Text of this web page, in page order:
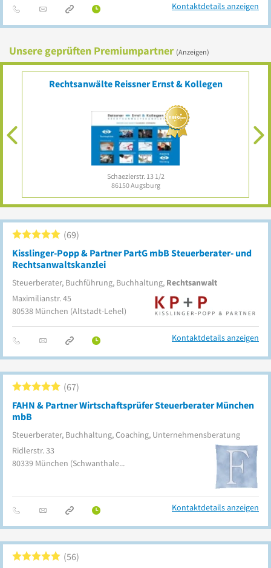
Kontaktdetails anzeigen
Unsere geprüften Premiumpartner (Anzeigen)
Rechtsanwälte Reissner Ernst & Kollegen
Schaezlerstr. 13 1/2
86150Augsburg
Kisslinger-Popp & Partner PartG mbB Steuerberater- und
Rechtsanwaltskanzlei
Steuerberater, Buchführung, Buchhaltung, Rechtsanwalt
69
Maximilianstr. 45
80538 München (Altstadt-Lehel)
Kontaktdetails anzeigen
FAHN & Partner Wirtschaftsprüfer Steuerberater München
mbB
Steuerberater, Buchhaltung, Coaching, Unternehmensberatung
67
Ridlerstr. 33
80339 München (Schwanthalerhöhe-Laim)
Kontaktdetails anzeigen
56